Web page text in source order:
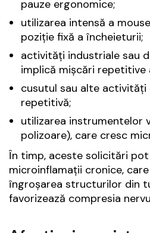
pauze ergonomice;
utilizarea intensă a
poziție fixă a încheieturii;
activități industriale sau
implică mișcări repetitive
cusutul sau alte activități
repetitivă;
utilizarea instrumentelor
polizoare), care cresc
În timp, aceste solicitări
microinflamații cronice,
îngroșarea structurilor din
favorizează compresia